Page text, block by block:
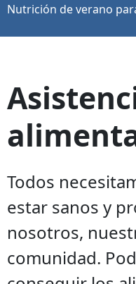
Nutrición de verano
Todos
estar sanos y
nosotros,
comunidad.